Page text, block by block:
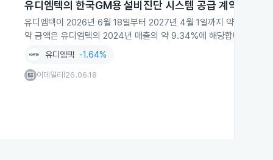
유디엠텍의 한국GM용 설비진단 시스템 공급 계약
유디엠텍이 2026년 6월 18일부터 2027년 4월 1일까지 약 3억원 규
약 금액은 유디엠텍의 2024년 매출의 약 9.34%에 해당합니다.
유디엠텍 -1.64%
이데일리 26.06.18